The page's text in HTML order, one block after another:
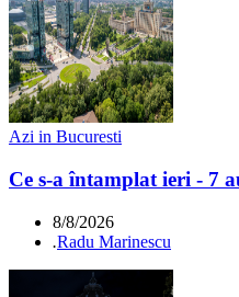
Azi in Bucuresti
Ce s-a întamplat ieri - 7
8/8/2026
.Radu Marinescu